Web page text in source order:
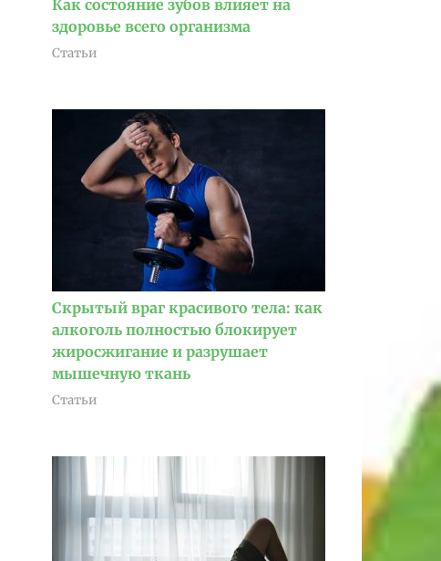
Как состояние зубов влияет на
здоровье всего организма
Статьи
Скрытый враг красивого тела: как
алкоголь полностью блокирует
жиросжигание и разрушает
мышечную ткань
Статьи